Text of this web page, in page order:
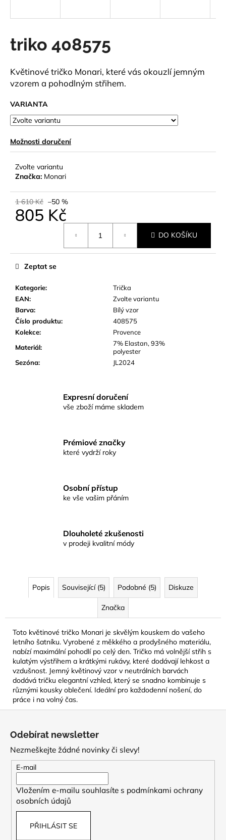
triko 408575
Květinové tričko Monari, které vás okouzlí jemným
vzorem a pohodlným střihem.
VARIANTA
Možnosti doručení
Zvolte variantu
Značka: Monari
1 610 Kč –50 %
805 Kč
DO KOŠÍKU
Kategorie:
Trička
EAN:
Zvolte variantu
Barva:
Bílý vzor
Číslo produktu:
408575
Kolekce:
Provence
Materiál:
7% Elastan, 93%
polyester
Sezóna: JL2024
Zeptat se
Expresní doručení
vše zboží máme skladem
Prémiové značky
které vydrží roky
Osobní přístup
ke vše vašim přáním
Dlouholeté zkušenosti
v prodeji kvalitní módy
Popis Související (5) Podobné (5) Diskuze
Značka
Toto květinové tričko Monari je skvělým kouskem do vašeho
letního šatníku. Vyrobené z měkkého a prodyšného materiálu,
nabízí maximální pohodlí po celý den. Tričko má volnější střih s
kulatým výstřihem a krátkými rukávy, které dodávají lehkost a
vzdušnost. Jemný květinový vzor v neutrálních barvách
dodává tričku elegantní vzhled, který se snadno kombinuje s
různými kousky oblečení. Ideální pro každodenní nošení, do
práce i na volný čas.
í
t
?
HLEDAT
D
o
o
u
j
e
m
e
Odebírat newsletter
Nezmeškejte žádné novinky či slevy!
E-mail
Vložením e-mailu souhlasíte s podmínkami ochrany
osobních údajů
PŘIHLÁSIT SE